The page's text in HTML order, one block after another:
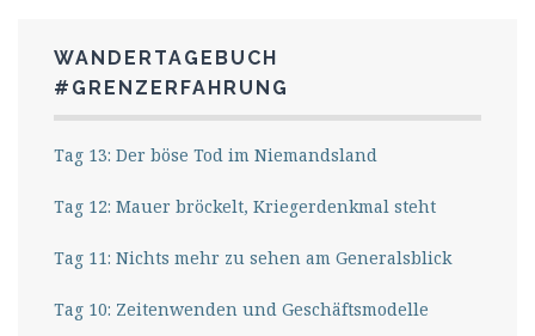
WANDERTAGEBUCH
#GRENZERFAHRUNG
Tag 13: Der böse Tod im Niemandsland
Tag 12: Mauer bröckelt, Kriegerdenkmal steht
Tag 11: Nichts mehr zu sehen am Generalsblick
Tag 10: Zeitenwenden und Geschäftsmodelle